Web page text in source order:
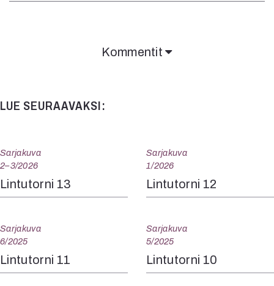
Kommentit
LUE SEURAAVAKSI:
Sarjakuva
2–3/2026
Lintutorni 13
Sarjakuva
1/2026
Lintutorni 12
Sarjakuva
6/2025
Lintutorni 11
Sarjakuva
5/2025
Lintutorni 10